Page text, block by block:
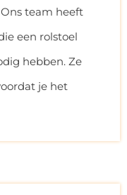
team heeft
een rolstoel
hebben. Ze
je het